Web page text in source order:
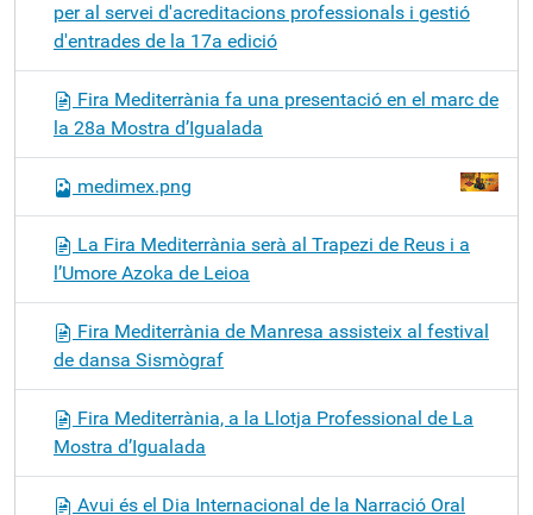
per al servei d'acreditacions professionals i gestió
d'entrades de la 17a edició
Fira Mediterrània fa una presentació en el marc de
la 28a Mostra d’Igualada
medimex.png
La Fira Mediterrània serà al Trapezi de Reus i a
l’Umore Azoka de Leioa
Fira Mediterrània de Manresa assisteix al festival
de dansa Sismògraf
Fira Mediterrània, a la Llotja Professional de La
Mostra d’Igualada
Avui és el Dia Internacional de la Narració Oral